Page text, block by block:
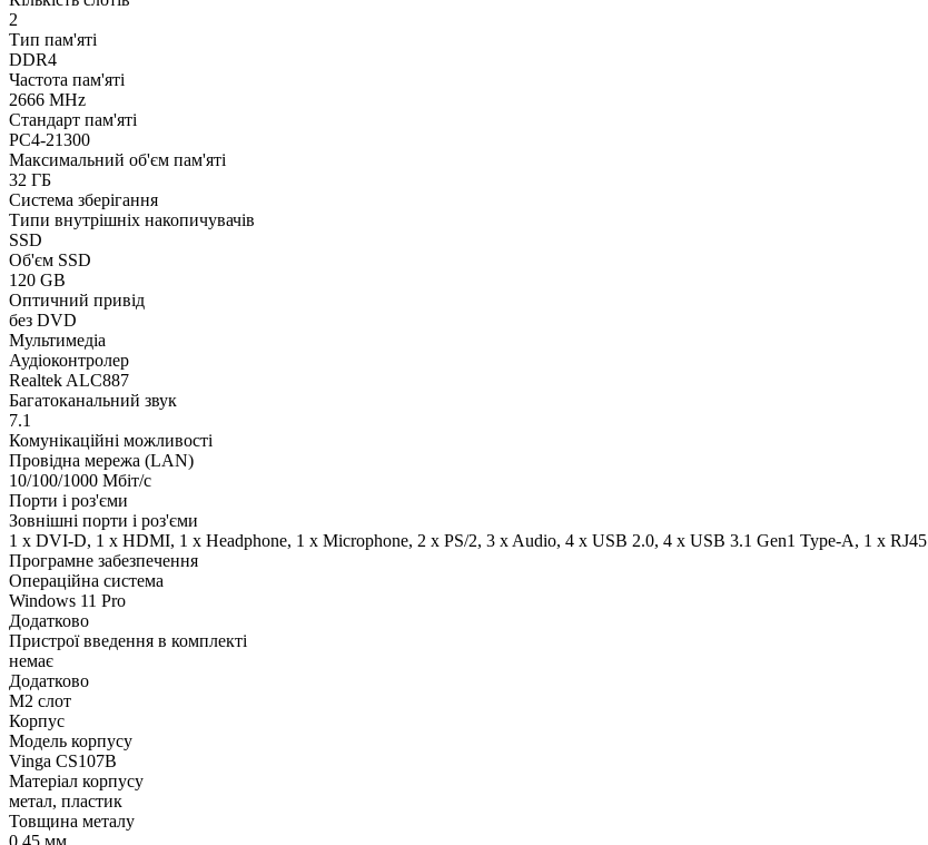
2
Тип пам'яті
DDR4
Частота пам'яті
2666 MHz
Стандарт пам'яті
PC4-21300
Максимальний об'єм пам'яті
32 ГБ
Система зберігання
Типи внутрішніх накопичувачів
SSD
Об'єм SSD
120 GB
Оптичний привід
без DVD
Мультимедіа
Аудіоконтролер
Realtek ALC887
Багатоканальний звук
7.1
Комунікаційні можливості
Провідна мережа (LAN)
10/100/1000 Мбіт/с
Порти і роз'єми
Зовнішні порти і роз'єми
1 x DVI-D, 1 x HDMI, 1 x Нeadphone, 1 х Microphone, 2 x PS/2, 3 x Audio, 4 x USB 2.0, 4 x USB 3.1 Gen1 Type-A, 1 x RJ45
Програмне забезпечення
Операційна система
Windows 11 Pro
Додатково
Пристрої введення в комплекті
немає
Додатково
M2 слот
Корпус
Модель корпусу
Vinga CS107B
Матеріал корпусу
метал, пластик
Товщина металу
0.45 мм